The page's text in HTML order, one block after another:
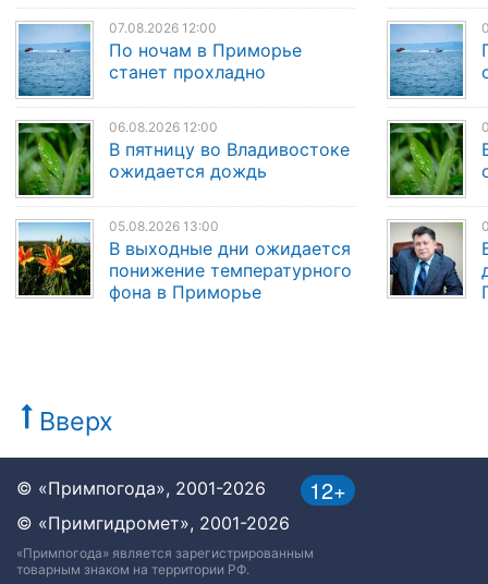
07.08.2026 12:00
По ночам в Приморье
станет прохладно
06.08.2026 12:00
В пятницу во Владивостоке
ожидается дождь
05.08.2026 13:00
В выходные дни ожидается
понижение температурного
фона в Приморье
Вверх
12+
© «Примпогода», 2001-2026
© «Примгидромет», 2001-2026
«Примпогода» является зарегистрированным
товарным знаком на территории РФ.